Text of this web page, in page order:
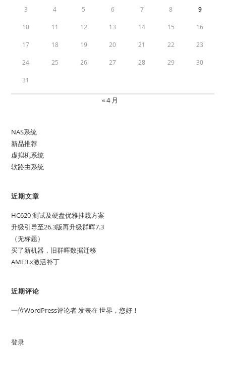
3 4 5 6 7 8 9
10 11 12 13 14 15 16
17 18 19 20 21 22 23
24 25 26 27 28 29 30
31
« 4 月
NAS系统
新品推荐
虚拟机系统
软路由系统
近期文章
HC620 测试及硬盘优雅挂载方案
升级引导至26.3版再升级群晖7.3
（无标题）
买了新机器，旧群晖数据迁移
AME3.x激活补丁
近期评论
一位WordPress评论者发表在世界，您好！
登录